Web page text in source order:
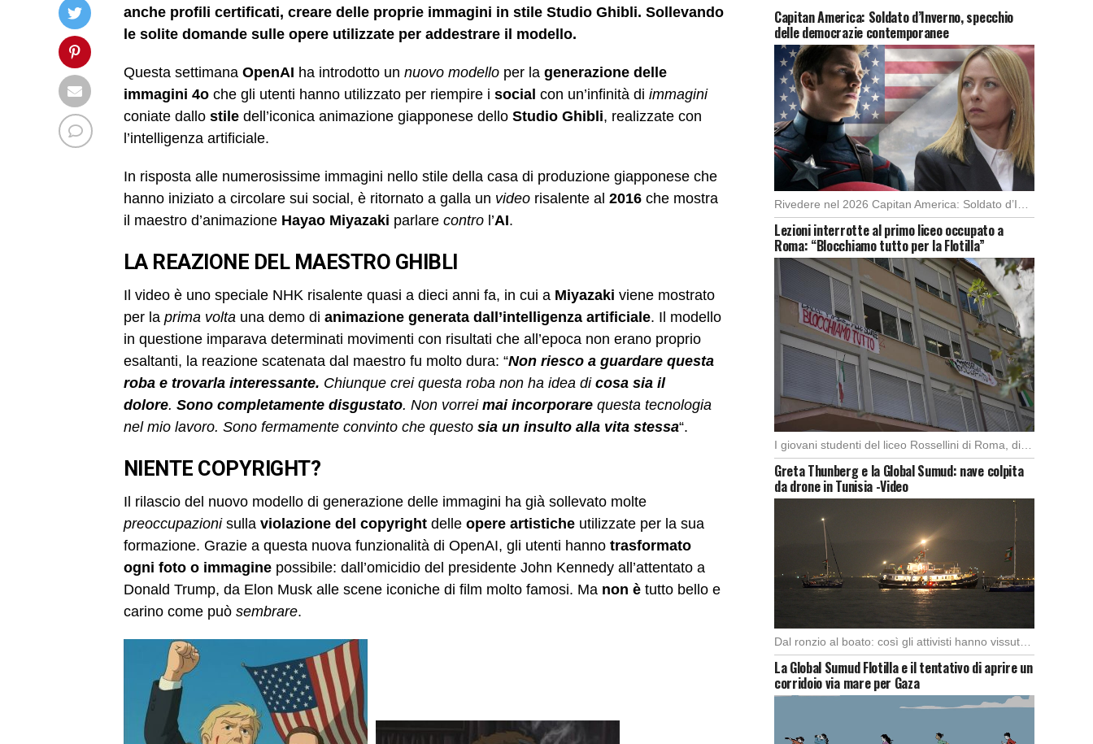
anche profili certificati, creare delle proprie immagini in stile Studio Ghibli. Sollevando
le solite domande sulle opere utilizzate per addestrare il modello.
Questa settimana OpenAI ha introdotto un nuovo modello per la generazione delle
immagini 4o che gli utenti hanno utilizzato per riempire i social con un’infinità di immagini
coniate dallo stile dell’iconica animazione giapponese dello Studio Ghibli, realizzate con
l’intelligenza artificiale.
In risposta alle numerosissime immagini nello stile della casa di produzione giapponese che
hanno iniziato a circolare sui social, è ritornato a galla un video risalente al 2016 che mostra
il maestro d’animazione Hayao Miyazaki parlare contro l’AI.
LA REAZIONE DEL MAESTRO GHIBLI
Il video è uno speciale NHK risalente quasi a dieci anni fa, in cui a Miyazaki viene mostrato
per la prima volta una demo di animazione generata dall’intelligenza artificiale. Il modello
in questione imparava determinati movimenti con risultati che all’epoca non erano proprio
esaltanti, la reazione scatenata dal maestro fu molto dura: “Non riesco a guardare questa
roba e trovarla interessante. Chiunque crei questa roba non ha idea dicosa sia il
dolore. Sono completamente disgustato. Non vorrei mai incorporare questa tecnologia
nel mio lavoro. Sono fermamente convinto che questo sia un insulto alla vita stessa“.
NIENTE COPYRIGHT?
Il rilascio del nuovo modello di generazione delle immagini ha già sollevato molte
preoccupazionisulla violazione del copyright delle opere artistiche utilizzate per la sua
formazione. Grazie a questa nuova funzionalità di OpenAI, gli utenti hanno trasformato
ogni foto o immagine possibile: dall’omicidio del presidente John Kennedy all’attentato a
Donald Trump, da Elon Musk alle scene iconiche di film molto famosi. Ma non è tutto bello e
carino come può sembrare.
Capitan America: Soldato d’Inverno, specchio
delle democrazie contemporanee
Lezioni interrotte al primo liceo occupato a
Roma: “Blocchiamo tutto per la Flotilla”
Greta Thunberg e la Global Sumud: nave colpita
da drone in Tunisia -Video
Dal ronzio al boato: così gli attivisti hanno vissuto l’attacco in piena notte. Nella notte […]
La Global Sumud Flotilla e il tentativo di aprire un
corridoio via mare per Gaza